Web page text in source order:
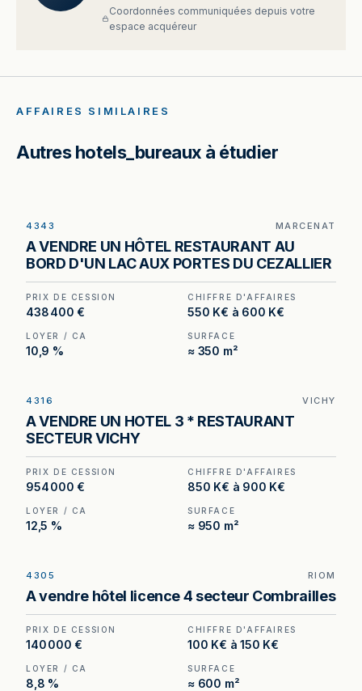
Coordonnées communiquées depuis votre
espace acquéreur
AFFAIRES SIMILAIRES
Autres hotels_bureaux à étudier
Hôtel-restaurant au bord d'un lac de 21 hectares
à Marcenat (15) — un actif non recréable aux
portes du Cézallier.
4343 MARCENAT
A VENDRE UN HÔTEL RESTAURANT AU
BORD D'UN LAC AUX PORTES DU CEZALLIER
PRIX DE CESSION
438 400 €
CHIFFRE D'AFFAIRES
550 K€ à 600 K€
LOYER / CA
10,9 %
SURFACE
≈ 350 m²
954 000 €. (Honoraires à la charge de
l'acquéreur : 54 000 €).
4316 VICHY
A VENDRE UN HOTEL 3 * RESTAURANT
SECTEUR VICHY
PRIX DE CESSION
954 000 €
CHIFFRE D'AFFAIRES
850 K€ à 900 K€
LOYER / CA
12,5 %
SURFACE
≈ 950 m²
Hôtel 28 chambres avec parking privé et 2 salles
de séminaire — secteur Combrailles, à 30
4305 RIOM
A vendre hôtel licence 4 secteur Combrailles
PRIX DE CESSION
140 000 €
CHIFFRE D'AFFAIRES
100 K€ à 150 K€
LOYER / CA
8,8 %
SURFACE
≈ 600 m²